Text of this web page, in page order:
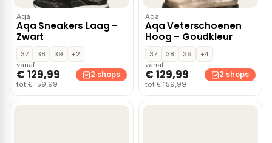
Aqa
Aqa Sneakers Laag –
Zwart
37 38 39
+2
vanaf
€ 129,99
tot € 159,99
2 shops
Aqa
Aqa Veterschoenen
Hoog – Goudkleur
37 38 39
+4
vanaf
€ 129,99
tot € 159,99
2 shops